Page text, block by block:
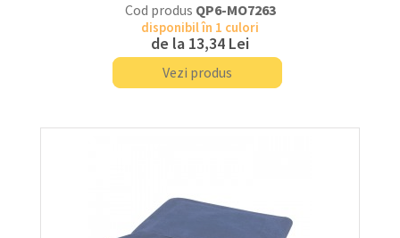
Cod produs QP6-MO7263
disponibil în 1 culori
de la 13,34 Lei
Vezi produs